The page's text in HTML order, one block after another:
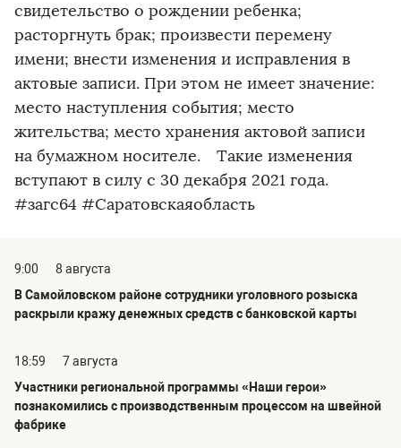
свидетельство о рождении ребенка;
расторгнуть брак; произвести перемену
имени; внести изменения и исправления в
актовые записи. При этом не имеет значение:
место наступления события; место
жительства; место хранения актовой записи
на бумажном носителе.⠀ Такие изменения
вступают в силу с 30 декабря 2021 года.
#загс64 #Саратовскаяобласть
9:00
8 августа
В Самойловском районе сотрудники уголовного розыска
раскрыли кражу денежных средств с банковской карты
18:59
7 августа
Участники региональной программы «Наши герои»
познакомились с производственным процессом на швейной
фабрике